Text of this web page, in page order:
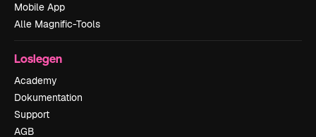
Mobile App
Alle Magnific-Tools
Loslegen
Academy
Dokumentation
Support
AGB